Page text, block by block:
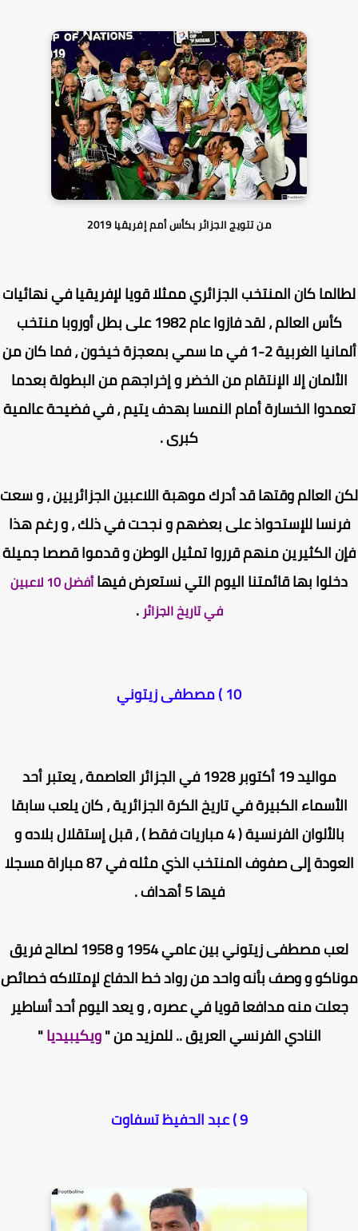
من تتويج الجزائر بكأس أمم إفريقيا 2019
كان المنتخب الجزائري ممثلا قويا لإفريقيا في نهائيات
كأس العالم ، لقد فازوا عام 1982 على بطل أوروبا منتخب
ألمانيا الغربية 2-1 في ما سمي بمعجزة خيخون ، فما كان من
إلا الإنتقام من الخضر و إخراجهم من البطولة بعدما
الخسارة أمام النمسا بهدف يتيم ، في فضيحة عالمية
كبرى .
العالم وقتها قد أدرك موهبة اللاعبين الجزائريين ، و سعت
للإستحواذ على بعضهم و نجحت في ذلك ، و رغم هذا
الكثيرين منهم قرروا تمثيل الوطن و قدموا قصصا جميلة
بها قائمتنا اليوم التي نستعرض فيها
أفضل 10 لاعبين
في تاريخ الجزائر.
10 ) مصطفى زيتوني
مواليد 19 أكتوبر 1928 في الجزائر العاصمة ، يعتبر أحد
الكبيرة في تاريخ الكرة الجزائرية ، كان يلعب سابقا
بالألوان الفرنسية ( 4 مباريات فقط ) ، قبل إستقلال بلاده و
العودة إلى صفوف المنتخب الذي مثله في 87 مباراة مسجلا
فيها 5 أهداف .
لعب مصطفى زيتوني بين عامي 1954 و 1958 لصالح فريق
و وصف بأنه واحد من رواد خط الدفاع لإمتلاكه خصائص
منه مدافعا قويا في عصره ، و يعد اليوم أحد أساطير
النادي الفرنسي العريق .. للمزيد من "ويكيبيديا"